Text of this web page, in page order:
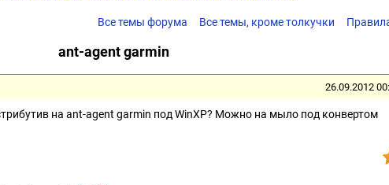
Все темы, кроме толкучки
Все темы форума
ant-agent garmin
26.09.2012
на ant-agent garmin под WinXP? Можно на мыло под конвертом